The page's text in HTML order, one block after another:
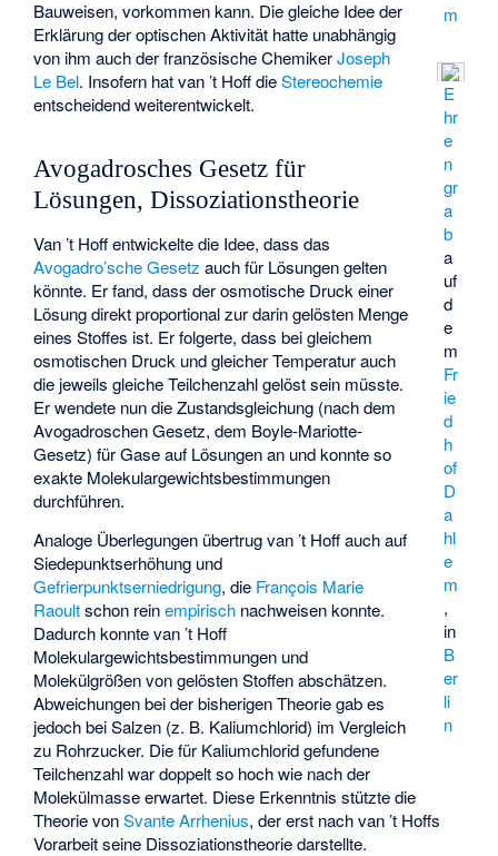
m
E
hr
e
n
gr
a
b
a
uf
d
e
m
Fr
ie
d
h
of
D
a
hl
e
m
,
in
B
er
li
n
Bauweisen, vorkommen kann. Die gleiche Idee der
Erklärung der optischen Aktivität hatte unabhängig
von ihm auch der französische ChemikerJoseph
Le Bel. Insofern hat van ’t Hoff dieStereochemie
entscheidend weiterentwickelt.
Avogadrosches Gesetz für
Lösungen, Dissoziationstheorie
Van ’t Hoff entwickelte die Idee, dass das
Avogadro’sche Gesetz auch für Lösungen gelten
könnte. Er fand, dass der osmotische Druck einer
Lösung direkt proportional zur darin gelösten Menge
eines Stoffes ist. Er folgerte, dass bei gleichem
osmotischen Druck und gleicher Temperatur auch
die jeweils gleiche Teilchenzahl gelöst sein müsste.
Er wendete nun die Zustandsgleichung (nach dem
Avogadroschen Gesetz, dem Boyle-Mariotte-
Gesetz) für Gase auf Lösungen an und konnte so
exakte Molekulargewichtsbestimmungen
durchführen.
Analoge Überlegungen übertrug van ’t Hoff auch auf
Siedepunktserhöhung und
Gefrierpunktserniedrigung, die François Marie
Raoultschon reinempirisch nachweisen konnte.
Dadurch konnte van ’t Hoff
Molekulargewichtsbestimmungen und
Molekülgrößen von gelösten Stoffen abschätzen.
Abweichungen bei der bisherigen Theorie gab es
jedoch bei Salzen (z. B. Kaliumchlorid) im Vergleich
zu Rohrzucker. Die für Kaliumchlorid gefundene
Teilchenzahl war doppelt so hoch wie nach der
Molekülmasse erwartet. Diese Erkenntnis stützte die
Theorie vonSvante Arrhenius, der erst nach van ’t Hoffs
Vorarbeit seine Dissoziationstheorie darstellte.